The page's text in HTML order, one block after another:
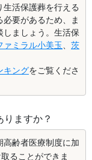
活保護葬を行える
要があるため、ま
ましょう。生活保
ァミラル小美玉
茨
キングをご覧くださ
ますか？
齢者医療制度に加
ることができま